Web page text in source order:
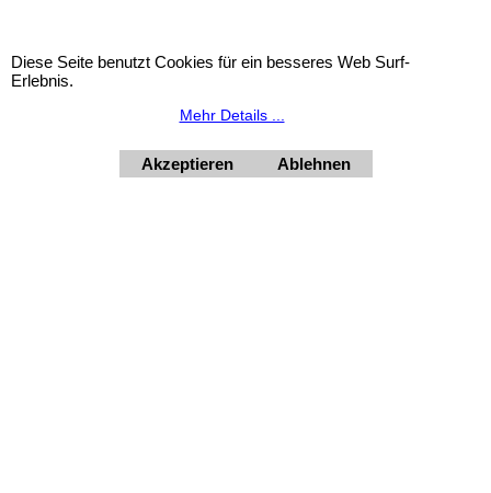
HORNdeko 1010 Wien, Fischerstiege 4-8
Dienstag - Freitag 10 - 18 Uhr, Samstag 9 - 12 Uhr. Montag
geschlossen.
+4369910554131
Diese Seite benutzt Cookies für ein besseres Web Surf-
Erlebnis.
Mehr Details ...
Akzeptieren Ablehnen